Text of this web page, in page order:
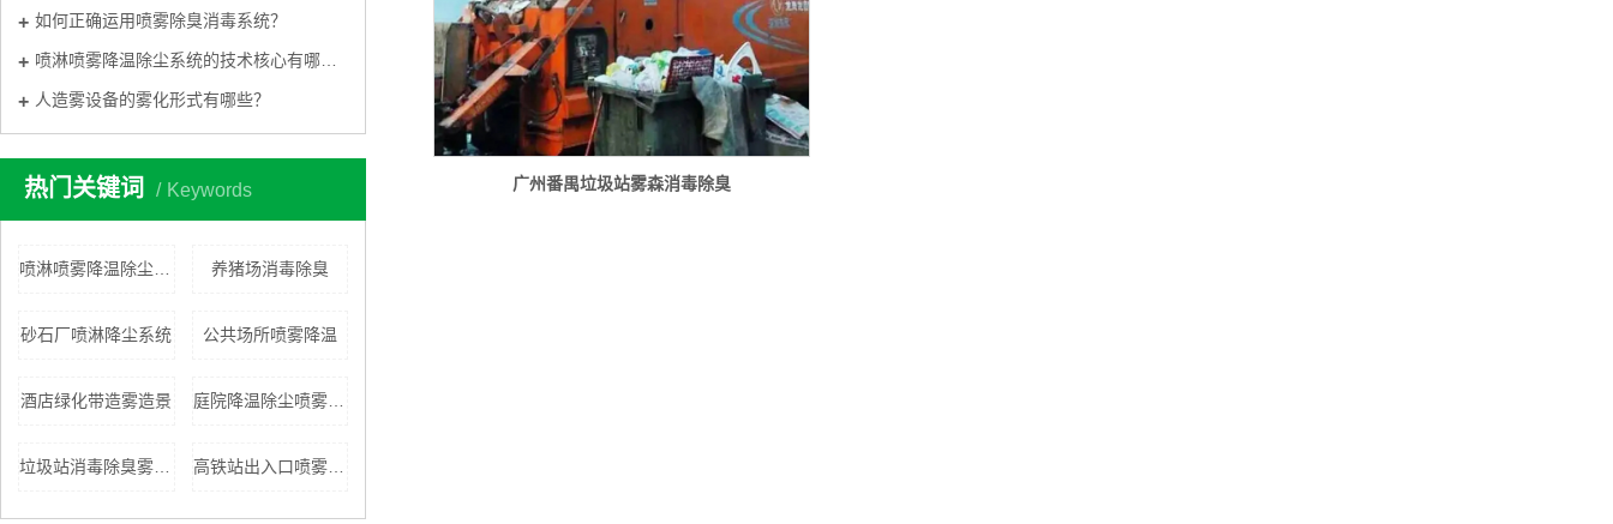
如何正确运用喷雾除臭消毒系统？
喷淋喷雾降温除尘系统的技术核心有哪些？
人造雾设备的雾化形式有哪些？
热门关键词 Keywords
喷淋喷雾降温除尘系统 养猪场消毒除臭
砂石厂喷淋降尘系统 公共场所喷雾降温
酒店绿化带造雾造景 庭院降温除尘喷雾系统
垃圾站消毒除臭雾化设备 高铁站出入口喷雾降温
广州番禺垃圾站雾森消毒除臭